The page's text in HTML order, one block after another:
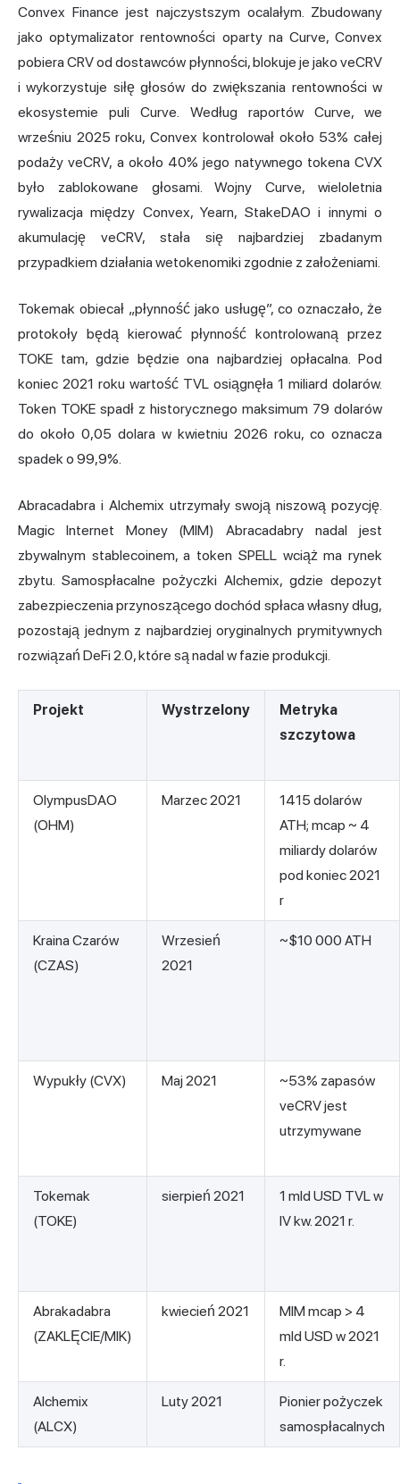
Convex Finance jest najczystszym ocalałym. Zbudowany
jako optymalizator rentowności oparty na Curve, Convex
pobiera CRV od dostawców płynności, blokuje je jako veCRV
i wykorzystuje siłę głosów do zwiększania rentowności w
ekosystemie puli Curve. Według raportów Curve, we
wrześniu 2025 roku, Convex kontrolował około 53% całej
podaży veCRV, a około 40% jego natywnego tokena CVX
było zablokowane głosami. Wojny Curve, wieloletnia
rywalizacja między Convex, Yearn, StakeDAO i innymi o
akumulację veCRV, stała się najbardziej zbadanym
przypadkiem działania wetokenomiki zgodnie z założeniami.
Tokemak obiecał „płynność jako usługę”, co oznaczało, że
protokoły będą kierować płynność kontrolowaną przez
TOKE tam, gdzie będzie ona najbardziej opłacalna. Pod
koniec 2021 roku wartość TVL osiągnęła 1 miliard dolarów.
Token TOKE spadł z historycznego maksimum 79 dolarów
do około 0,05 dolara w kwietniu 2026 roku, co oznacza
spadek o 99,9%.
Abracadabra i Alchemix utrzymały swoją niszową pozycję.
Magic Internet Money (MIM) Abracadabry nadal jest
zbywalnym stablecoinem, a token SPELL wciąż ma rynek
zbytu. Samospłacalne pożyczki Alchemix, gdzie depozyt
zabezpieczenia przynoszącego dochód spłaca własny dług,
pozostają jednym z najbardziej oryginalnych prymitywnych
rozwiązań DeFi 2.0, które są nadal w fazie produkcji.
Projekt Wystrzelony
Metryka
szczytowa
OlympusDAO
(OHM)
Marzec 2021
1415 dolarów
ATH; mcap ~ 4
miliardy dolarów
pod koniec 2021
r
Kraina Czarów
(CZAS)
Wrzesień
2021
~$10 000 ATH
Wypukły (CVX) Maj 2021
~53% zapasów
veCRV jest
utrzymywane
Tokemak
(TOKE)
sierpień 2021
1 mld USD TVL w
IV kw. 2021 r.
Abrakadabra
(ZAKLĘCIE/MIK)
kwiecień 2021
MIM mcap > 4
mld USD w 2021
r.
Alchemix
(ALCX)
Luty 2021
Pionier pożyczek
samospłacalnych